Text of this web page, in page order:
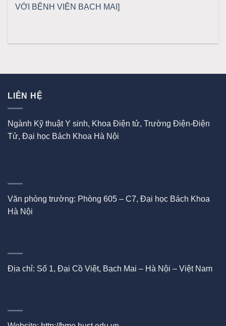
VỚI BỆNH VIỆN BẠCH MAI]
LIÊN HỆ
Ngành Kỹ thuật Y sinh, Khoa Điện tử, Trường Điện-Điện
Tử, Đại học Bách Khoa Hà Nội
Văn phòng trường: Phòng 605 – C7, Đại học Bách Khoa
Hà Nội
Địa chỉ: Số 1, Đại Cồ Việt, Bạch Mai – Hà Nội – Việt Nam